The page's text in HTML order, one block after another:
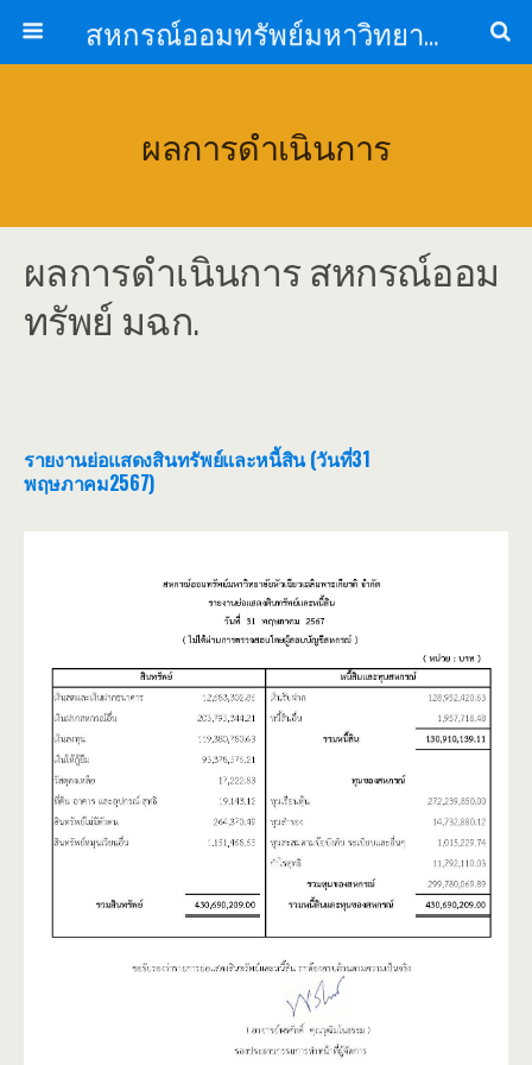
สหกรณ์ออมทรัพย์มหาวิทยาลัยหัวเฉียวเฉลิมพระเกียรติ จำกัด
ผลการดำเนินการ
ผลการดำเนินการ สหกรณ์ออม
ทรัพย์ มฉก.
รายงานย่อแสดงสินทรัพย์และหนี้สิน (วันที่31
พฤษภาคม2567)